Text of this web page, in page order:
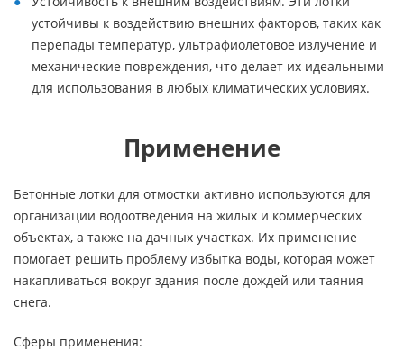
устойчивы к воздействию внешних факторов, таких как
перепады температур, ультрафиолетовое излучение и
механические повреждения, что делает их идеальными
для использования в любых климатических условиях.
Применение
Бетонные лотки для отмостки активно используются для
организации водоотведения на жилых и коммерческих
объектах, а также на дачных участках. Их применение
помогает решить проблему избытка воды, которая может
накапливаться вокруг здания после дождей или таяния
снега.
Сферы применения: